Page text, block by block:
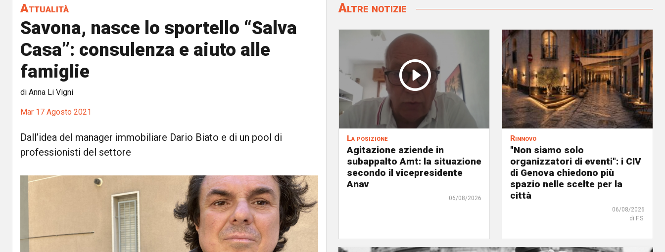
Attualità
Savona, nasce lo sportello “Salva
Casa”: consulenza e aiuto alle
famiglie
di Anna Li Vigni
Mar 17 Agosto 2021
Dall’idea del manager immobiliare Dario Biato e di un pool di
professionisti del settore
Altre notizie
La posizione
Agitazione aziende in
subappalto Amt: la situazione
secondo il vicepresidente
Anav
06/08/2026
Rinnovo
"Non siamo solo
organizzatori di eventi": i CIV
di Genova chiedono più
spazio nelle scelte per la
città
06/08/2026
di F.S.